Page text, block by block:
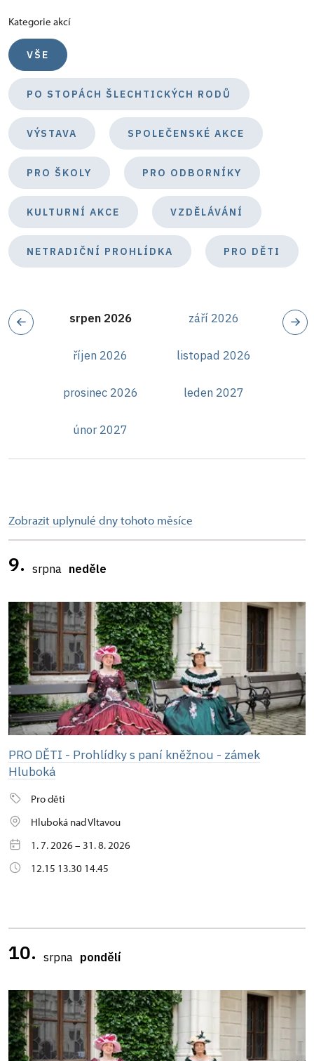
Kategorie akcí
VŠE
PO STOPÁCH ŠLECHTICKÝCH RODŮ
VÝSTAVA SPOLEČENSKÉ AKCE
PRO ŠKOLY PRO ODBORNÍKY
KULTURNÍ AKCE VZDĚLÁVÁNÍ
NETRADIČNÍ PROHLÍDKA PRO DĚTI
srpen 2026 září 2026
říjen 2026 listopad 2026
prosinec 2026 leden 2027
únor 2027
Zobrazit uplynulé dny tohoto měsíce
9. srpna neděle
PRO DĚTI - Prohlídky s paní kněžnou - zámek
Hluboká
Pro děti
Hluboká nad Vltavou
1. 7. 2026 – 31. 8. 2026
12.15 13.30 14.45
10. srpna pondělí